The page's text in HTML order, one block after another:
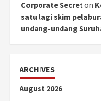
Corporate Secreton
satu lagi skim
undang-undang
ARCHIVES
August 2026